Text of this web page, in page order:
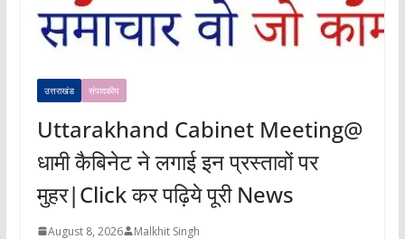
उत्तराखंड संपादकीय
Uttarakhand Cabinet Meeting@
धामी कैबिनेट ने लगाई इन प्रस्तावों पर
मुहर|Click कर पढ़िये पूरी News
August 8, 2026 Malkhit Singh